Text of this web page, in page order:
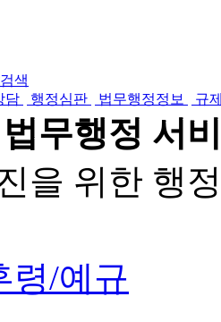
담 행정심판 법무행정정보 규
무행정 서
을 위한 행
령/예규